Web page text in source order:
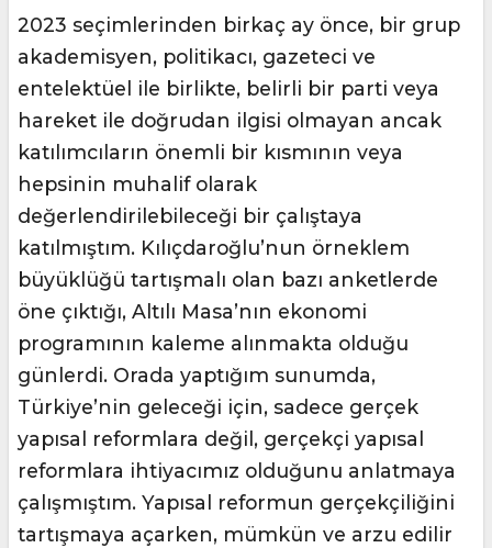
2023 seçimlerinden birkaç ay önce, bir grup
akademisyen, politikacı, gazeteci ve
entelektüel ile birlikte, belirli bir parti veya
hareket ile doğrudan ilgisi olmayan ancak
katılımcıların önemli bir kısmının veya
hepsinin muhalif olarak
değerlendirilebileceği bir çalıştaya
katılmıştım. Kılıçdaroğlu’nun örneklem
büyüklüğü tartışmalı olan bazı anketlerde
öne çıktığı, Altılı Masa’nın ekonomi
programının kaleme alınmakta olduğu
günlerdi. Orada yaptığım sunumda,
Türkiye’nin geleceği için, sadece gerçek
yapısal reformlara değil, gerçekçi yapısal
reformlara ihtiyacımız olduğunu anlatmaya
çalışmıştım. Yapısal reformun gerçekçiliğini
tartışmaya açarken, mümkün ve arzu edilir